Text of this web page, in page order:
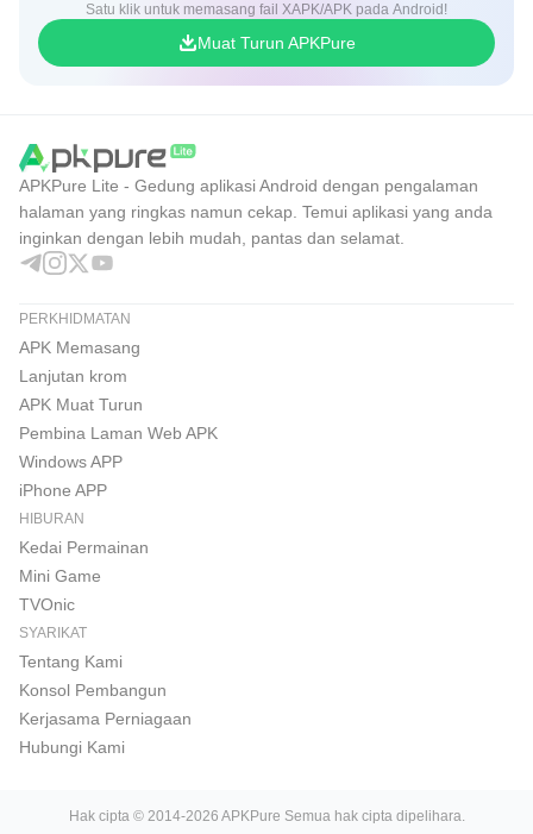
permainan dan diskaun
Satu klik untuk memasang fail XAPK/APK pada Android!
Muat Turun APKPure
APKPure Lite - Gedung aplikasi Android dengan pengalaman
halaman yang ringkas namun cekap. Temui aplikasi yang anda
inginkan dengan lebih mudah, pantas dan selamat.
PERKHIDMATAN
APK Memasang
Lanjutan krom
APK Muat Turun
Pembina Laman Web APK
Windows APP
iPhone APP
HIBURAN
Kedai Permainan
Mini Game
TVOnic
SYARIKAT
Tentang Kami
Konsol Pembangun
Kerjasama Perniagaan
Hubungi Kami
Hak cipta © 2014-2026 APKPure Semua hak cipta dipelihara.